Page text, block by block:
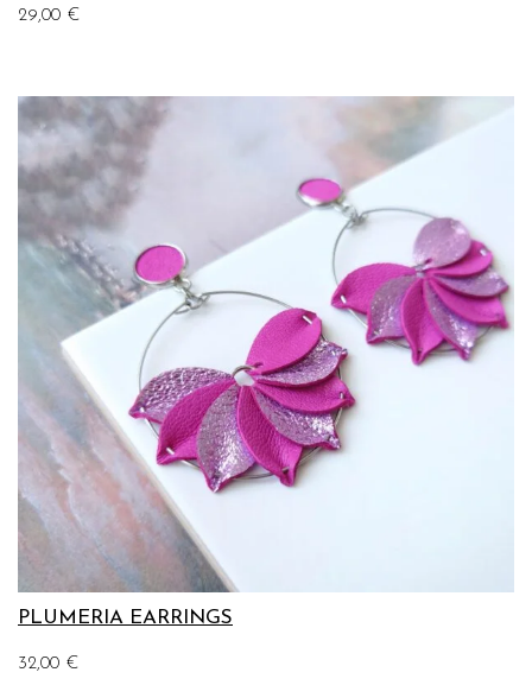
29,00 €
PLUMERIA EARRINGS
32,00 €